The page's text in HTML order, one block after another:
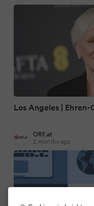
Los Angeles |
ORF.at
2 months ago